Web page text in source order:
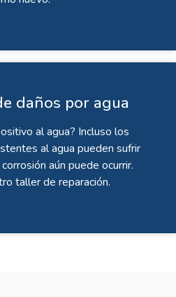
daños por agua
al agua? Incluso los
al agua pueden sufrir
aún puede ocurrir.
taller de reparación.